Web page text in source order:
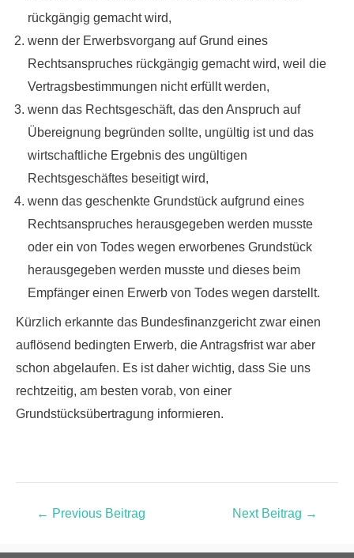
rückgängig gemacht wird,
wenn der Erwerbsvorgang auf Grund eines
Rechtsanspruches rückgängig gemacht wird, weil die
Vertragsbestimmungen nicht erfüllt werden,
wenn das Rechtsgeschäft, das den Anspruch auf
Übereignung begründen sollte, ungültig ist und das
wirtschaftliche Ergebnis des ungültigen
Rechtsgeschäftes beseitigt wird,
wenn das geschenkte Grundstück aufgrund eines
Rechtsanspruches herausgegeben werden musste
oder ein von Todes wegen erworbenes Grundstück
herausgegeben werden musste und dieses beim
Empfänger einen Erwerb von Todes wegen darstellt.
Kürzlich erkannte das Bundesfinanzgericht zwar einen
auflösend bedingten Erwerb, die Antragsfrist war aber
schon abgelaufen. Es ist daher wichtig, dass Sie uns
rechtzeitig, am besten vorab, von einer
Grundstücksübertragung informieren.
← Previous Beitrag Next Beitrag →